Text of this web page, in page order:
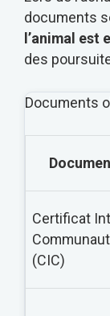
documents
l’animal
des
Documents
Certificat
(CIC)